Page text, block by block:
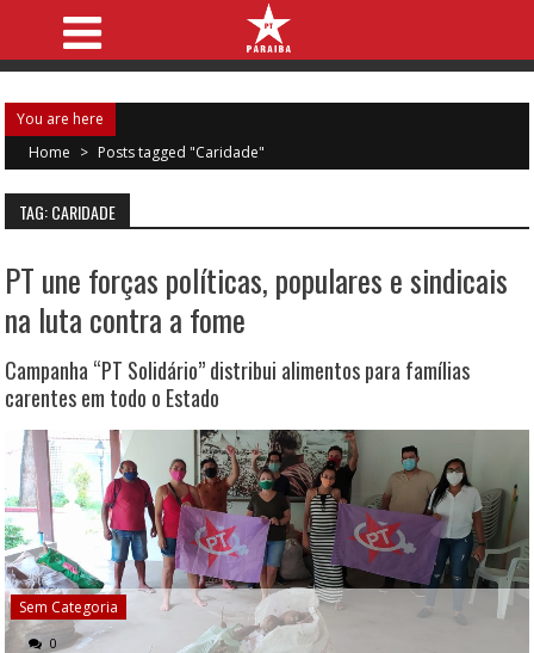
You are here
Home > Posts tagged "Caridade"
TAG: CARIDADE
PT une forças políticas, populares e sindicais
na luta contra a fome
Campanha “PT Solidário” distribui alimentos para famílias
carentes em todo o Estado
Sem Categoria
0